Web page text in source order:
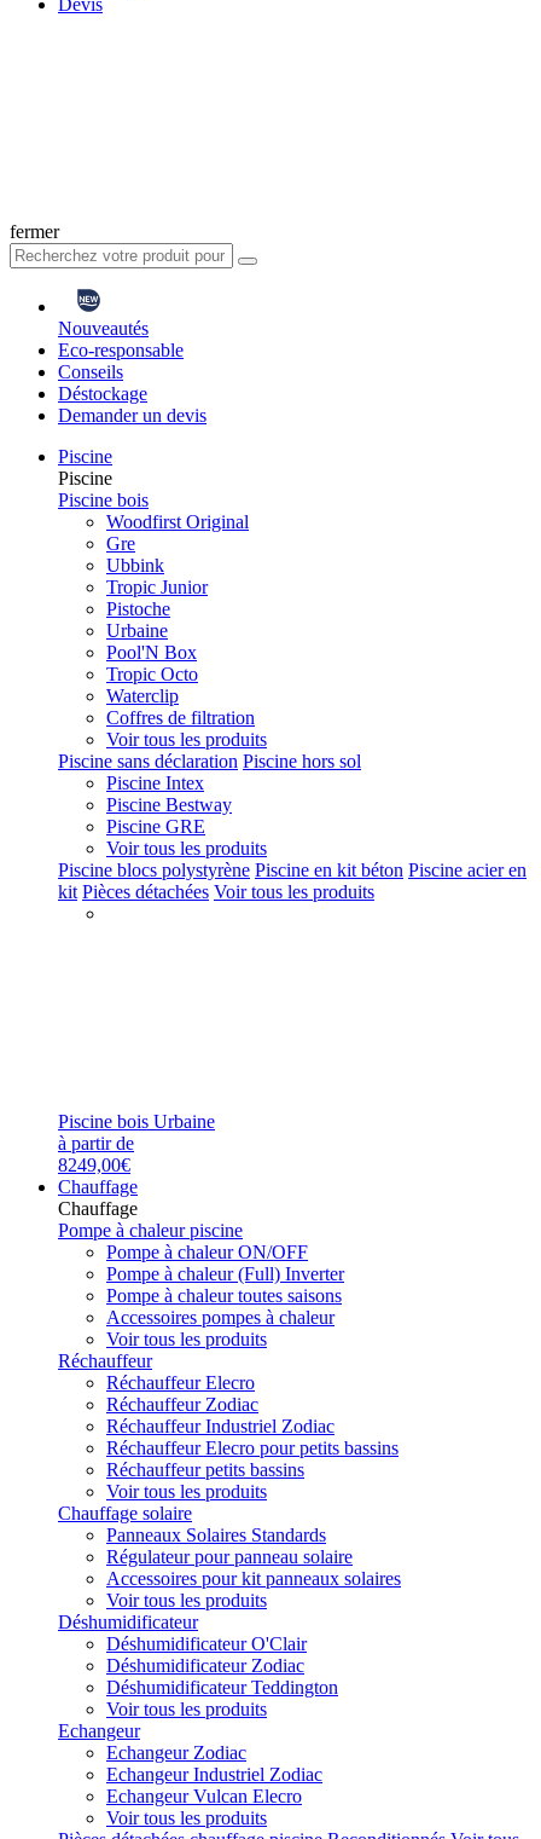
Devis
fermer
Nouveautés
Eco-responsable
Conseils
Déstockage
Demander un devis
Piscine
Piscine
Piscine bois
Woodfirst Original
Gre
Ubbink
Tropic Junior
Pistoche
Urbaine
Pool'N Box
Tropic Octo
Waterclip
Coffres de filtration
Voir tous les produits
Piscine sans déclaration Piscine hors sol
Piscine Intex
Piscine Bestway
Piscine GRE
Voir tous les produits
Piscine blocs polystyrène Piscine en kit béton Piscine acier en
kit Pièces détachées Voir tous les produits
Piscine bois Urbaine
à partir de
8249,00€
Chauffage
Chauffage
Pompe à chaleur piscine
Pompe à chaleur ON/OFF
Pompe à chaleur (Full) Inverter
Pompe à chaleur toutes saisons
Accessoires pompes à chaleur
Voir tous les produits
Réchauffeur
Réchauffeur Elecro
Réchauffeur Zodiac
Réchauffeur Industriel Zodiac
Réchauffeur Elecro pour petits bassins
Réchauffeur petits bassins
Voir tous les produits
Chauffage solaire
Panneaux Solaires Standards
Régulateur pour panneau solaire
Accessoires pour kit panneaux solaires
Voir tous les produits
Déshumidificateur
Déshumidificateur O'Clair
Déshumidificateur Zodiac
Déshumidificateur Teddington
Voir tous les produits
Echangeur
Echangeur Zodiac
Echangeur Industriel Zodiac
Echangeur Vulcan Elecro
Voir tous les produits